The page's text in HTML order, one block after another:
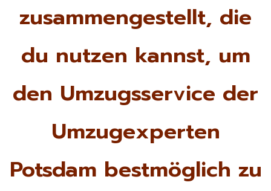
zusammengestellt, die
du nutzen kannst, um
den Umzugsservice der
Umzugexperten
Potsdam bestmöglich zu